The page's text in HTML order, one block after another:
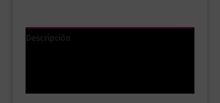
Descripción